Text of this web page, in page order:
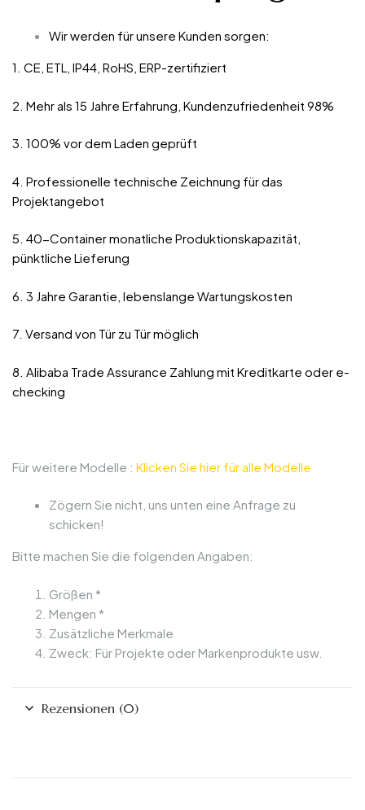
Wir werden für unsere Kunden sorgen:
1. CE, ETL, IP44, RoHS, ERP-zertifiziert
2. Mehr als 15 Jahre Erfahrung, Kundenzufriedenheit 98%
3. 100% vor dem Laden geprüft
4. Professionelle technische Zeichnung für das
Projektangebot
5. 40-Container monatliche Produktionskapazität,
pünktliche Lieferung
6. 3 Jahre Garantie, lebenslange Wartungskosten
7. Versand von Tür zu Tür möglich
8. Alibaba Trade Assurance Zahlung mit Kreditkarte oder e-
checking
Für weitere Modelle : Klicken Sie hier für alle Modelle
Zögern Sie nicht, uns unten eine Anfrage zu
schicken!
Bitte machen Sie die folgenden Angaben:
Größen *
Mengen *
Zusätzliche Merkmale
Zweck: Für Projekte oder Markenprodukte usw.
Rezensionen (0)